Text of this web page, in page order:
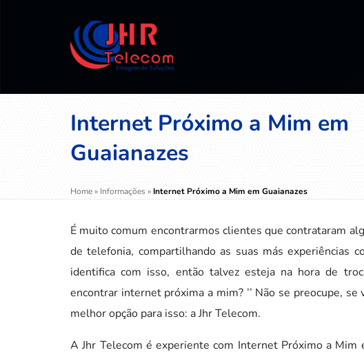
Internet Próximo a Mim em
Guaianazes
Home» Informações »Internet Próximo a Mim em Guaianazes
É muito comum encontrarmos clientes que contrataram
de telefonia, compartilhando as suas más experiências
identifica com isso, então talvez esteja na hora de
encontrar internet próxima a mim? ’’ Não se preocupe,
melhor opção para isso: a Jhr Telecom.
A Jhr Telecom é experiente com Internet Próximo a Mim